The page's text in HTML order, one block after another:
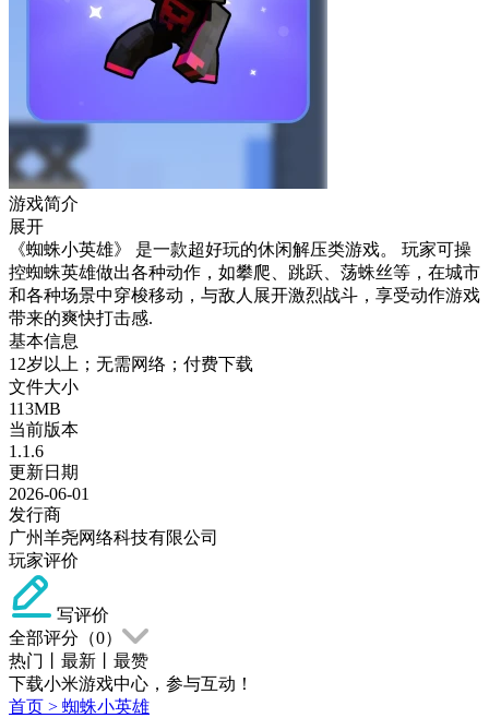
游戏简介
展开
《蜘蛛小英雄》 是一款超好玩的休闲解压类游戏。 玩家可操
控蜘蛛英雄做出各种动作，如攀爬、跳跃、荡蛛丝等，在城市
和各种场景中穿梭移动，与敌人展开激烈战斗，享受动作游戏
带来的爽快打击感.
基本信息
12岁以上；无需网络；付费下载
文件大小
113MB
当前版本
1.1.6
更新日期
2026-06-01
发行商
广州羊尧网络科技有限公司
玩家评价
写评价
全部评分（0）
热门
最新
最赞
下载小米游戏中心，参与互动！
首页 > 蜘蛛小英雄